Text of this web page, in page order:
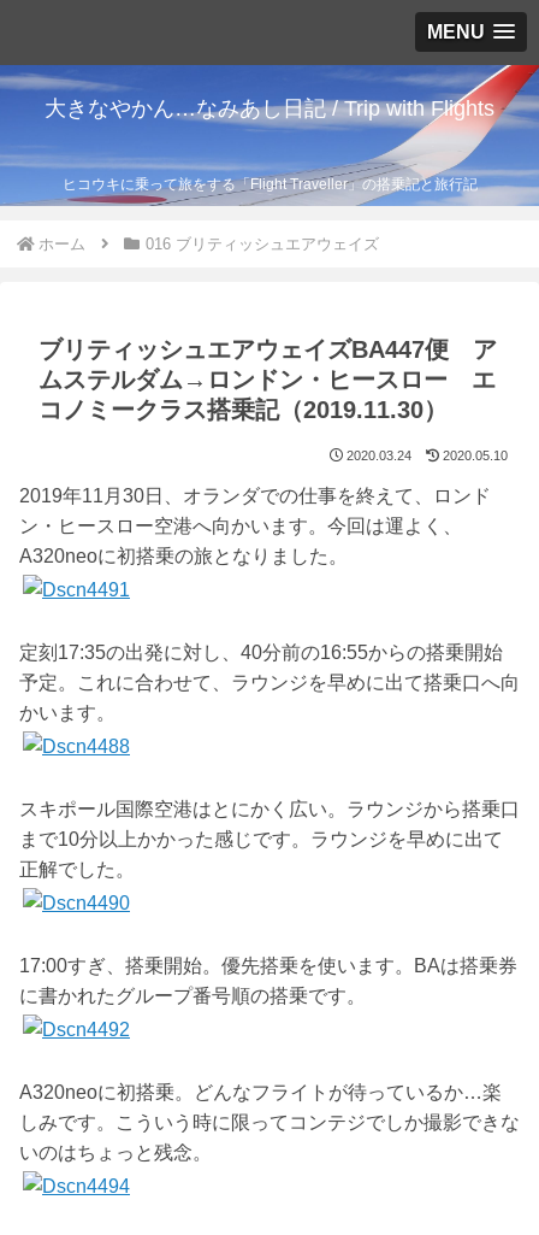
MENU
大きなやかん…なみあし日記 / Trip with Flights
ヒコウキに乗って旅をする「Flight Traveller」の搭乗記と旅行記
ホーム 016 ブリティッシュエアウェイズ
ブリティッシュエアウェイズBA447便 ア
ムステルダム→ロンドン・ヒースロー エ
コノミークラス搭乗記（2019.11.30）
2020.03.24 2020.05.10
2019年11月30日、オランダでの仕事を終えて、ロンド
ン・ヒースロー空港へ向かいます。今回は運よく、
A320neoに初搭乗の旅となりました。
定刻17:35の出発に対し、40分前の16:55からの搭乗開始
予定。これに合わせて、ラウンジを早めに出て搭乗口へ向
かいます。
スキポール国際空港はとにかく広い。ラウンジから搭乗口
まで10分以上かかった感じです。ラウンジを早めに出て
正解でした。
17:00すぎ、搭乗開始。優先搭乗を使います。BAは搭乗券
に書かれたグループ番号順の搭乗です。
A320neoに初搭乗。どんなフライトが待っているか…楽
しみです。こういう時に限ってコンテジでしか撮影できな
いのはちょっと残念。